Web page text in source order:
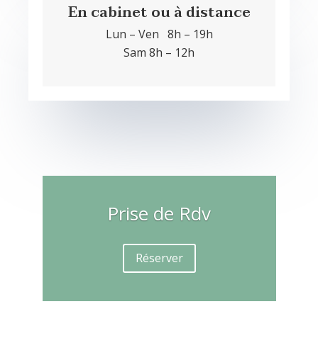
En cabinet ou à distance
Lun – Ven 8h – 19h
Sam 8h – 12h
Prise de Rdv
Réserver